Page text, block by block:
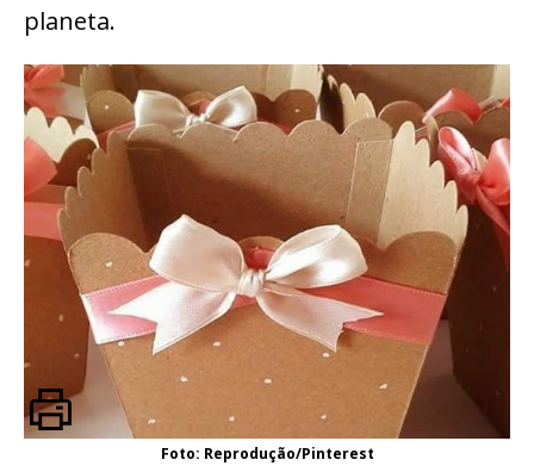
planeta.
Foto: Reprodução/Pinterest